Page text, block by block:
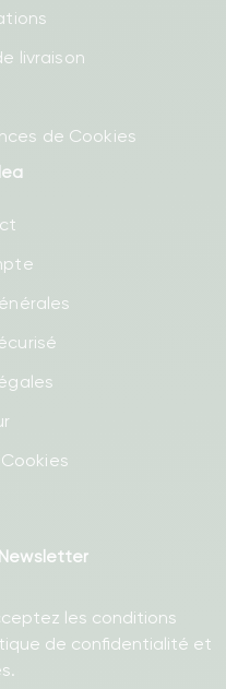
livraison
de Cookies
les conditions
de confidentialité et